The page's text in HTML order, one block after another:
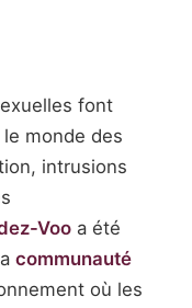
font
monde des
intrusions
Voo a été
communauté
où les